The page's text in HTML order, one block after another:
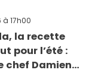
à 17h00
la recette
pour l’été :
chef Damien